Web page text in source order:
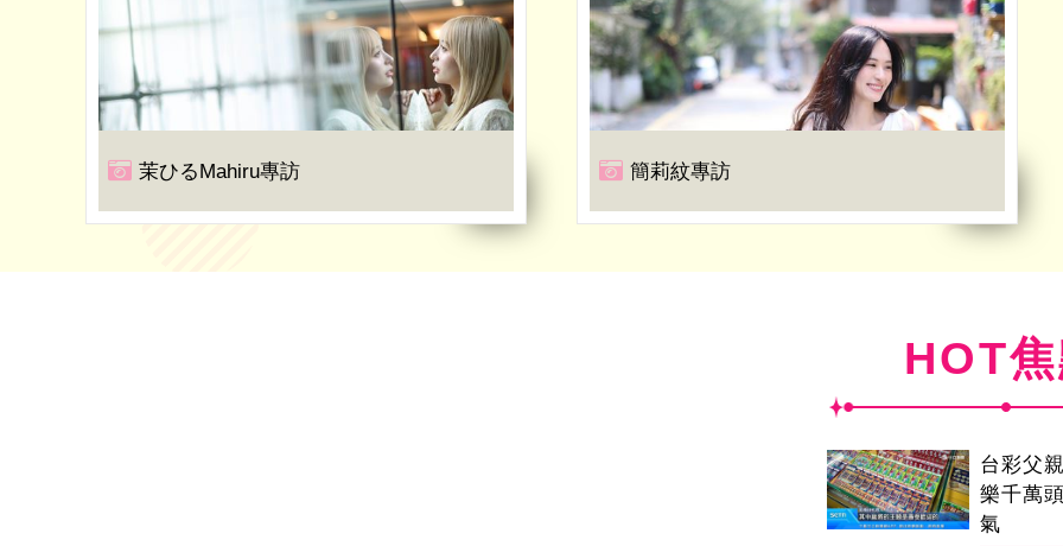
茉ひるMahiru專訪 簡莉紋專訪
HOT
台彩父
樂千萬
氣